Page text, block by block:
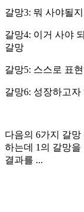
갈망3: 뭐 사야될
갈망4: 이거 사야
갈망
갈망5: 스스로 표
갈망6: 성장하고자
다음의 6가지 갈
하는데 1의 갈망을
결과를 ...